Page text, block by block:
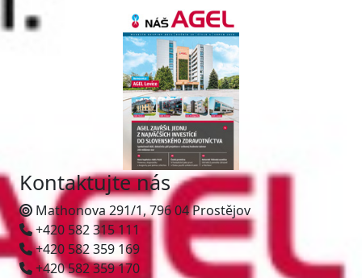
Kontaktujte nás
Mathonova 291/1, 796 04 Prostějov
+420 582 315 111
+420 582 359 169
+420 582 359 170